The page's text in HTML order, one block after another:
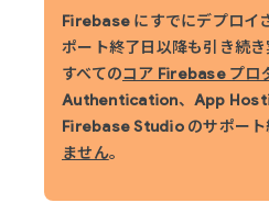
Firebase にすでにデプロイ
ポート終了日以降も引き続き
すべてのコア Firebase プロ
Authentication、App
Firebase Studio のサポート
ません。